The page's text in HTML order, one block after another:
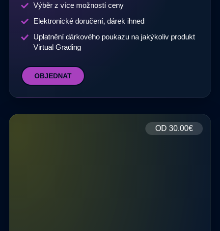
Výběr z více možností ceny
Elektronické doručení, dárek ihned
Uplatnění dárkového poukazu na jakýkoliv produkt
Virtual Grading
OBJEDNAT
OD 30.00€